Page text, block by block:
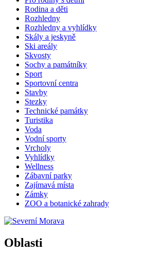
Rodina a děti
Rozhledny
Rozhledny a vyhlídky
Skály a jeskyně
Ski areály
Skvosty
Sochy a památníky
Sport
Sportovní centra
Stavby
Stezky
Technické památky
Turistika
Voda
Vodní sporty
Vrcholy
Vyhlídky
Wellness
Zábavní parky
Zajímavá místa
Zámky
ZOO a botanické zahrady
Oblasti